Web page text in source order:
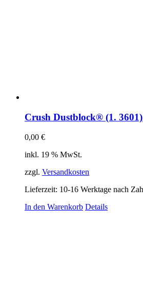
Crush Dustblock® (1. 3601)
0,00 €
inkl. 19 % MwSt.
zzgl. Versandkosten
Lieferzeit: 10-16 Werktage nach
In den Warenkorb Details